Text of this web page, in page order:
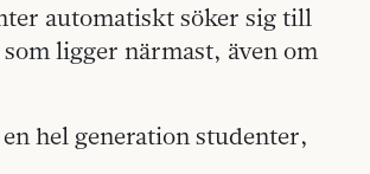
automatiskt söker sig till
ligger närmast, även om
hel generation studenter,